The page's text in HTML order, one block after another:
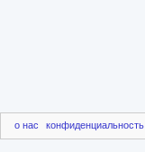
о нас конфиденциальность